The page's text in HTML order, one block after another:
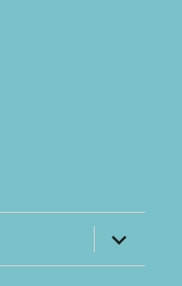
展
開
子